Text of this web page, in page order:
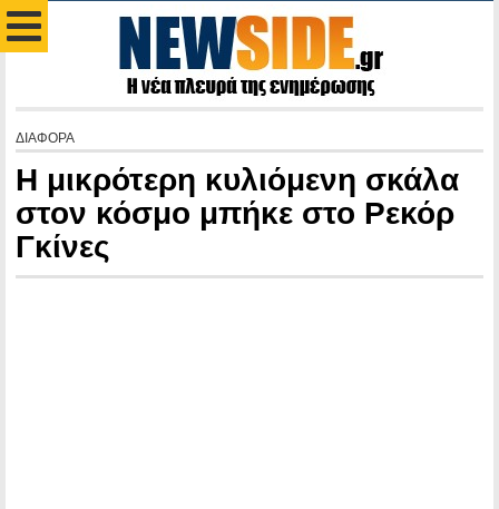
ΔΙΑΦΟΡΑ
Η μικρότερη κυλιόμενη σκάλα
στον κόσμο μπήκε στο Ρεκόρ
Γκίνες